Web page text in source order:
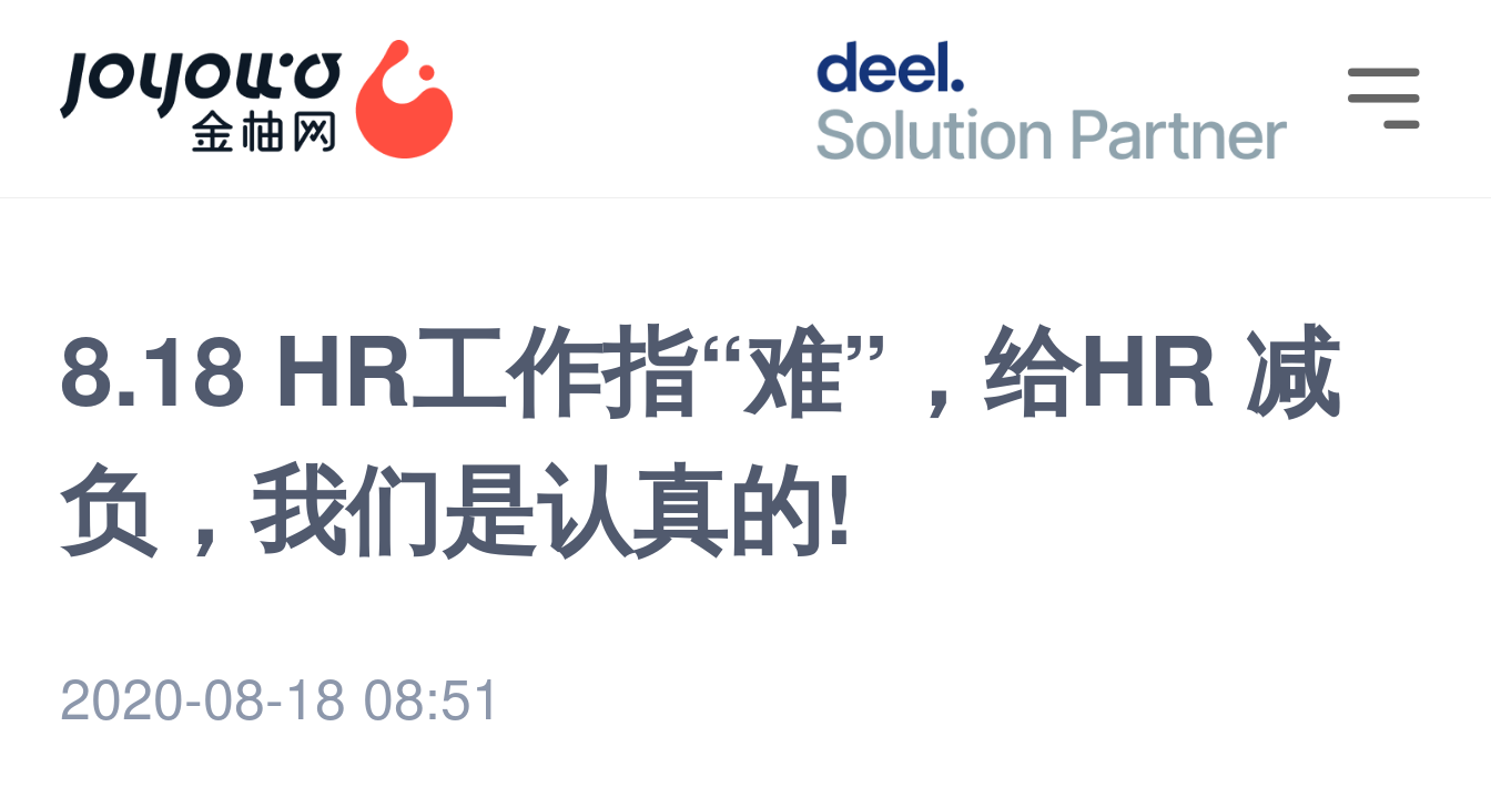

8.18 HR工作指“难”，给HR 减
负，我们是认真的!
2020-08-18 08:51